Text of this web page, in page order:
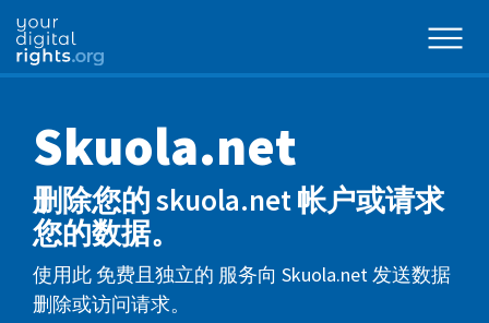
Skuola.net
删除您的 skuola.net 帐户或请求
您的数据。
使用此 免费且独立的 服务向 Skuola.net 发送数据
删除或访问请求。